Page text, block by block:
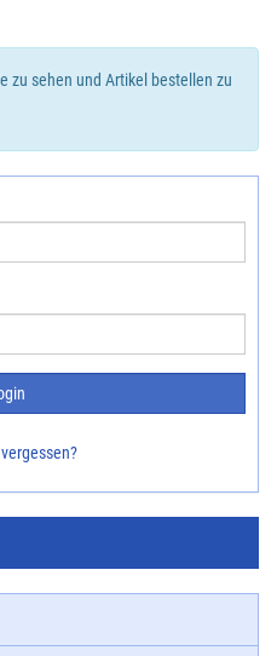
zu sehen und Artikel bestellen zu